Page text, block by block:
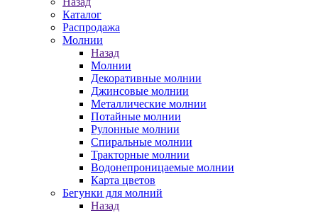
Каталог
Распродажа
Молнии
Назад
Молнии
Декоративные молнии
Джинсовые молнии
Металлические молнии
Потайные молнии
Рулонные молнии
Спиральные молнии
Тракторные молнии
Водонепроницаемые молнии
Карта цветов
Бегунки для молний
Назад